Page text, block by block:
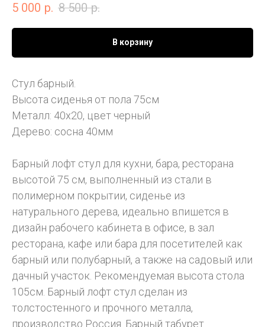
5 000 р. 8 500 р.
В корзину
Стул барный.
Высота сиденья от пола 75см
Металл: 40х20, цвет черный
Дерево: сосна 40мм
Барный лофт стул для кухни, бара, ресторана
высотой 75 см, выполненный из стали в
полимерном покрытии, сиденье из
натурального дерева, идеально впишется в
дизайн рабочего кабинета в офисе, в зал
ресторана, кафе или бара для посетителей как
барный или полубарный, а также на садовый или
дачный участок. Рекомендуемая высота стола
105см. Барный лофт стул сделан из
толстостенного и прочного металла,
производство Россия. Барный табурет